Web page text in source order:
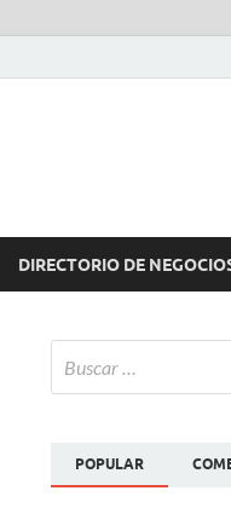
DIRECTORIO DE
POPULAR